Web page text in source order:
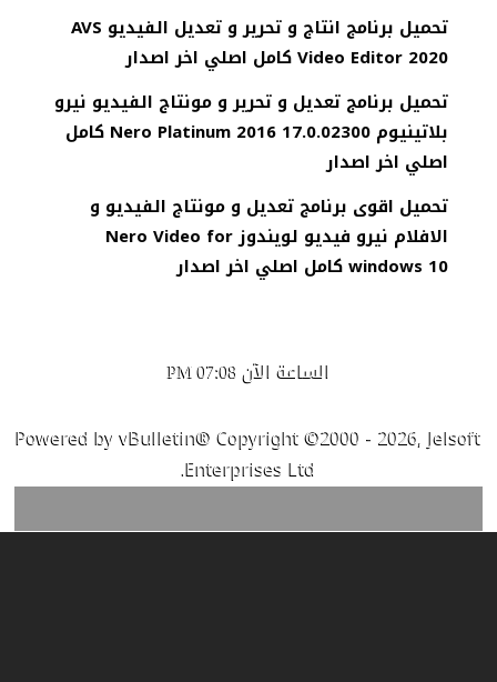
تحميل برنامج انتاج و تحرير و تعديل الفيديو AVS
Video Editor 2020 كامل اصلي اخر اصدار
تحميل برنامج تعديل و تحرير و مونتاج الفيديو نيرو
بلاتينيوم Nero Platinum 2016 17.0.02300 كامل
اصلي اخر اصدار
تحميل اقوى برنامج تعديل و مونتاج الفيديو و
الافلام نيرو فيديو لويندوز Nero Video for
windows 10 كامل اصلي اخر اصدار
الساعة الآن 07:08 PM
Powered by vBulletin® Copyright ©2000 - 2026, Jelsoft
Enterprises Ltd.